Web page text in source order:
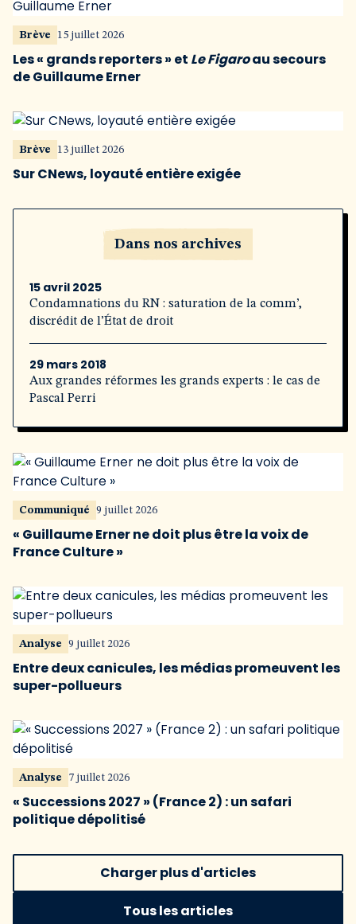
Brève 15 juillet 2026
Les « grands reporters » et Le Figaroau secours
de Guillaume Erner
Brève 13 juillet 2026
Sur CNews, loyauté entière exigée
Dans nos archives
15 avril 2025
Condamnations du RN : saturation de la comm’,
discrédit de l’État de droit
29 mars 2018
Aux grandes réformes les grands experts : le cas de
Pascal Perri
Communiqué 9 juillet 2026
« Guillaume Erner ne doit plus être la voix de
France Culture »
Analyse 9 juillet 2026
Entre deux canicules, les médias promeuvent les
super-pollueurs
Analyse 7 juillet 2026
« Successions 2027 » (France 2) : un safari
politique dépolitisé
Charger plus d'articles
Tous les articles